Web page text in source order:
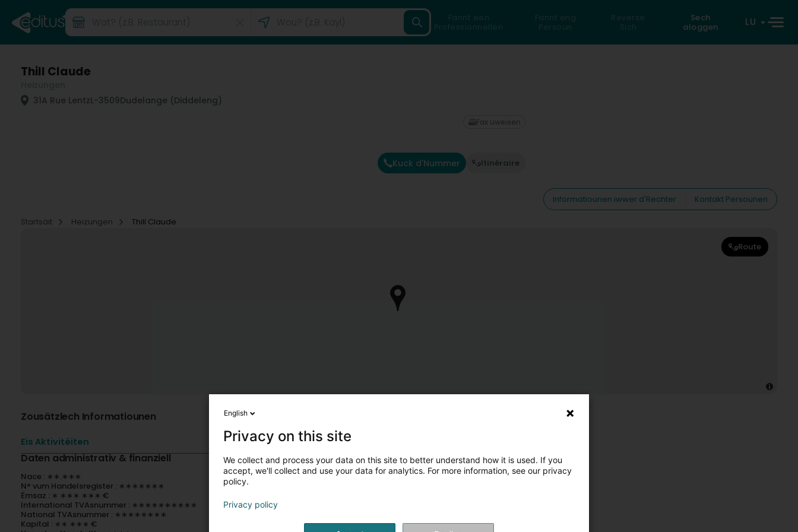
Fannt een
Professionnellen
Fannt eng
Persoun
Reverse
Sich
Sech
aloggen
LU
Thill Claude
31A Rue LentzL-3509Dudelange (Diddeleng)
Kuck d'Nummer Itinéraire
Fax uweisen
Informatiounen iwwer d'Rechter
Kontakt Persounen
Startsäit
Heizungen Thill Claude
Route
Zousätzlech Informatiounen
Eis Aktivitéiten
Daten administrativ & finanziell
Nace : ∗∗.∗∗∗
N° vum Handelsregister : ∗∗∗∗∗∗∗
Ëmsaz : ∗ ∗∗∗ ∗∗∗ €
International TVAsnummer : ∗∗∗∗∗∗∗∗∗∗
National TVAsnummer : ∗∗∗∗∗∗∗∗
Kapital : ∗∗ ∗∗∗ €
English
Privacy on this site
We collect and process your data on this site to better understand how it is used. If you
accept, we'll collect and use your data for analytics. For more information, see our privacy
policy.
Privacy policy